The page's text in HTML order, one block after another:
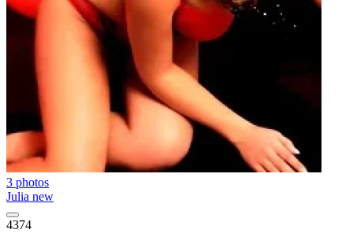
3 photos
Julia new
4374